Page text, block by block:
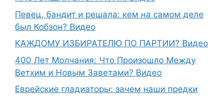
Певец, бандит и решала: кем на самом деле
был Кобзон? Видео
КАЖДОМУ ИЗБИРАТЕЛЮ ПО ПАРТИИ? Видео
400 Лет Молчания: Что Произошло Между
Ветхим и Новым Заветами? Видео
Еврейские гладиаторы: зачем наши предки